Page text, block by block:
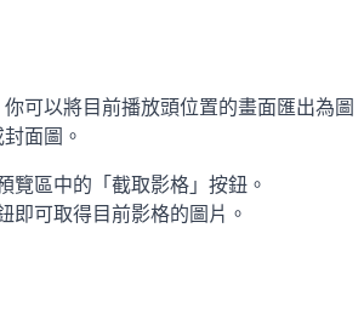
可以將目前播放頭位置的畫面匯出為圖
面圖。
覽區中的「截取影格」按鈕。
即可取得目前影格的圖片。